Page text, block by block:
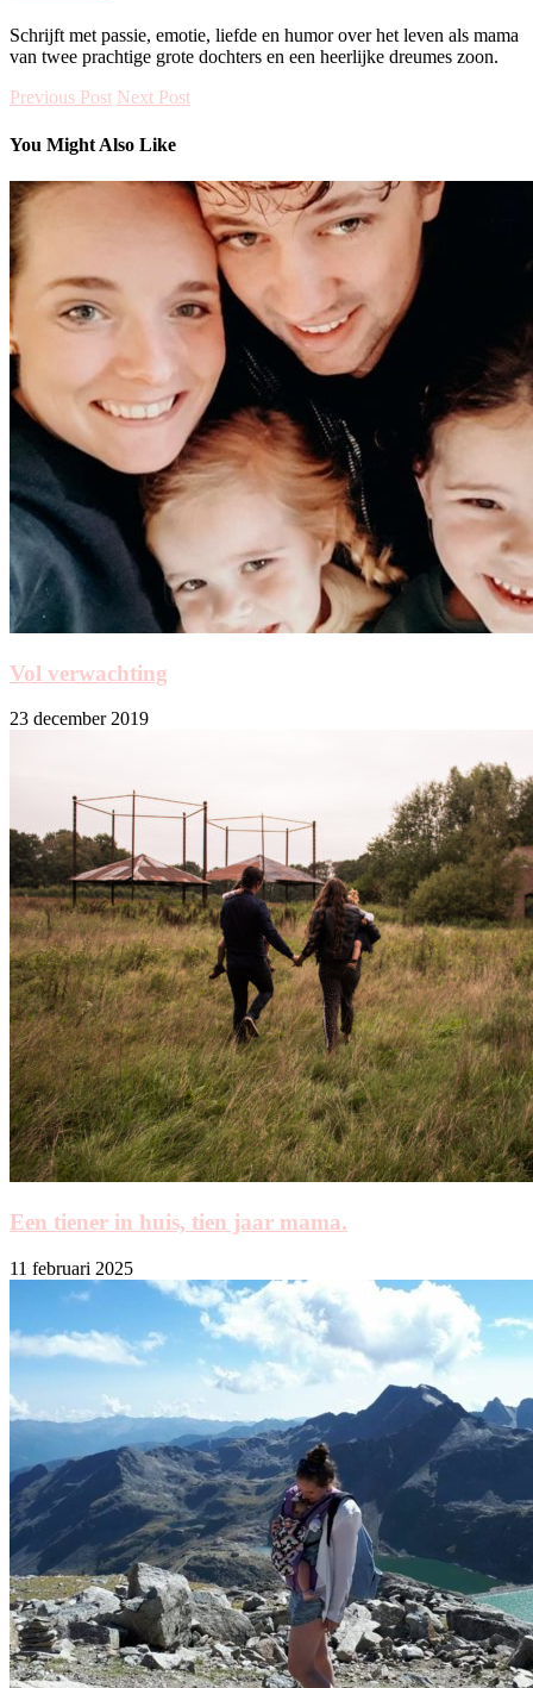
Schrijft met passie, emotie, liefde en humor over het leven als mama
van twee prachtige grote dochters en een heerlijke dreumes zoon.
Previous Post Next Post
You Might Also Like
Vol verwachting
23 december 2019
Een tiener in huis, tien jaar mama.
11 februari 2025